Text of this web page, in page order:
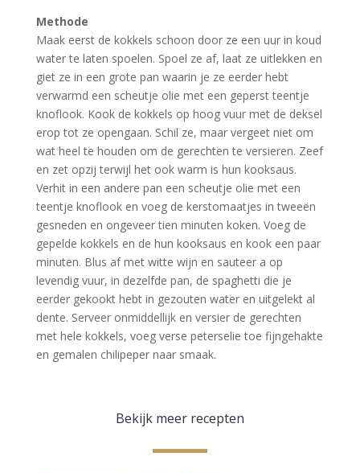
Methode
Maak eerst de kokkels schoon door ze een uur in koud
water te laten spoelen. Spoel ze af, laat ze uitlekken en
giet ze in een grote pan waarin je ze eerder hebt
verwarmd een scheutje olie met een geperst teentje
knoflook. Kook de kokkels op hoog vuur met de deksel
erop tot ze opengaan. Schil ze, maar vergeet niet om
wat heel te houden om de gerechten te versieren. Zeef
en zet opzij terwijl het ook warm is hun kooksaus.
Verhit in een andere pan een scheutje olie met een
teentje knoflook en voeg de kerstomaatjes in tweeën
gesneden en ongeveer tien minuten koken. Voeg de
gepelde kokkels en de hun kooksaus en kook een paar
minuten. Blus af met witte wijn en sauteer a op
levendig vuur, in dezelfde pan, de spaghetti die je
eerder gekookt hebt in gezouten water en uitgelekt al
dente. Serveer onmiddellijk en versier de gerechten
met hele kokkels, voeg verse peterselie toe fijngehakte
en gemalen chilipeper naar smaak.
Bekijk meer recepten